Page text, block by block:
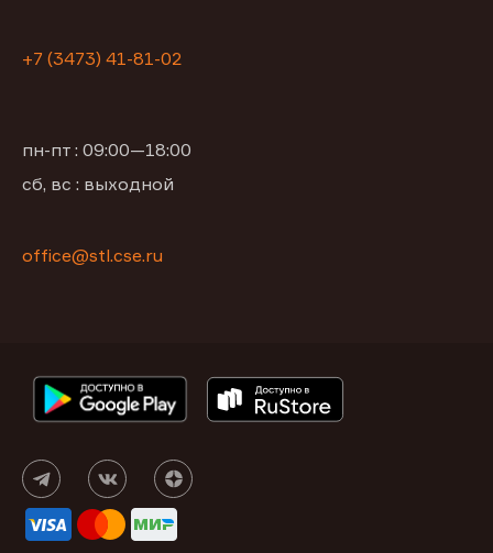
+7 (3473) 41-81-02
пн-пт : 09:00—18:00
сб, вс : выходной
office@stl.cse.ru